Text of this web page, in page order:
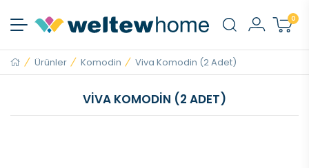
0
Ürünler Komodin Viva Komodin (2 Adet)
VIVA KOMODIN (2 ADET)